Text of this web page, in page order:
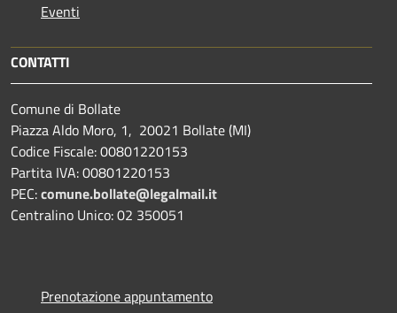
Eventi
CONTATTI
Comune di Bollate
Piazza Aldo Moro, 1, 20021 Bollate (MI)
Codice Fiscale: 00801220153
Partita IVA: 00801220153
PEC:comune.bollate@legalmail.it
Centralino Unico: 02 350051
Prenotazione appuntamento